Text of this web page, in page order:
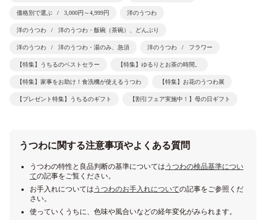
価格別で選ぶ 3,000円～4,999円 洋のうつわ
洋のうつわ 洋のうつわ・飯碗（茶碗）、どんぶり
洋のうつわ 洋のうつわ・湯のみ、急須 洋のうつわ フラワー
【特集】うちるのベストセラー 【特集】ゆるりとお茶の時間。
【特集】家事をお助け！食洗機が使えるうつわ 【特集】お花のうつわ展
【プレゼント特集】うちるのギフト 【割引フェア実施中！】母の日ギフト
うつわに関する注意事項やよくある質問
うつわの特性と良品判断の基準については うつわの検品基準につい
ての記事をご覧ください。
お手入れについては うつわのお手入れについての記事をご参照くだ
さい。
使っていくうちに、色味や風合いなどの経年変化がみられます。